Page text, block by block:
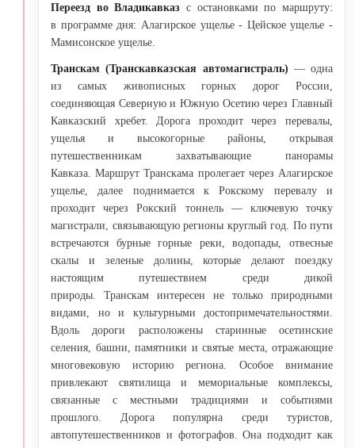
Переезд во Владикавказ с остановками по маршруту:
в программе дня: Алагирское ущелье - Цейское ущелье -
Мамисонское ущелье.
Транскам (Транскавказская автомагистраль) — одна
из самых живописных горных дорог России,
соединяющая Северную и Южную Осетию через Главный
Кавказский хребет. Дорога проходит через перевалы,
ущелья и высокогорные районы, открывая
путешественникам захватывающие панорамы
Кавказа. Маршрут Транскама пролегает через Алагирское
ущелье, далее поднимается к Рокскому перевалу и
проходит через Рокский тоннель — ключевую точку
магистрали, связывающую регионы круглый год. По пути
встречаются бурные горные реки, водопады, отвесные
скалы и зеленые долины, которые делают поездку
настоящим путешествием среди дикой
природы. Транскам интересен не только природными
видами, но и культурными достопримечательностями.
Вдоль дороги расположены старинные осетинские
селения, башни, памятники и святые места, отражающие
многовековую историю региона. Особое внимание
привлекают святилища и мемориальные комплексы,
связанные с местными традициями и событиями
прошлого. Дорога популярна среди туристов,
автопутешественников и фотографов. Она подходит как